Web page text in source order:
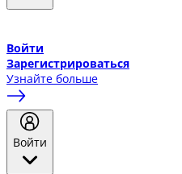
Войти
Зарегистрироваться
Узнайте больше
Войти